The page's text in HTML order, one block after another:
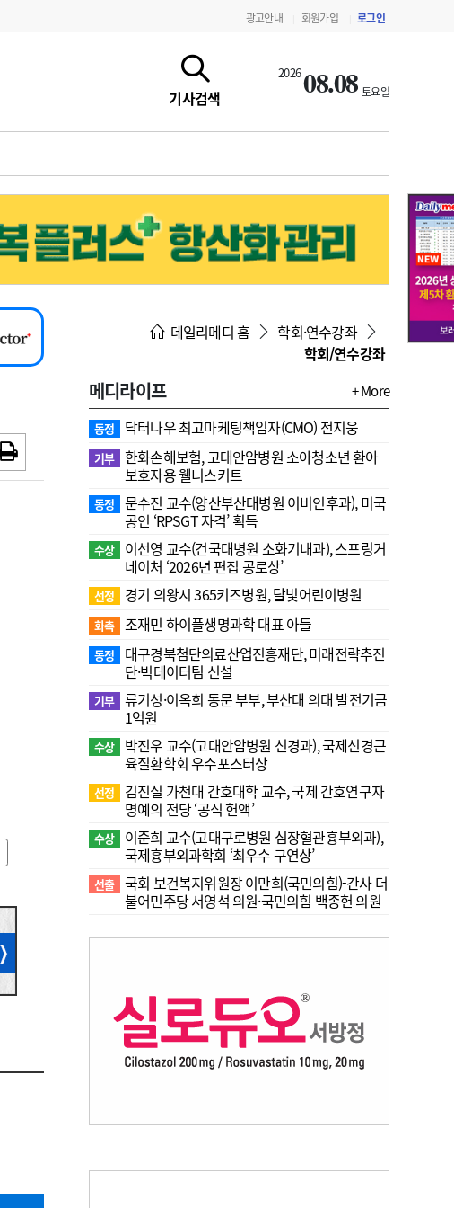
광고안내 회원가입 로그인
기사검색
202608.08 토요일
지침·기준·평가 약제급여 심사 결과
데일리메디 홈
학회·연수강좌
학회/연수강좌
메디라이프 + More
동정 닥터나우 최고마케팅책임자(CMO) 전지웅
기부 한화손해보험, 고대안암병원 소아청소년 환아
보호자용 웰니스키트
동정
문수진 교수( 양산부산대병원 이비인후과), 미국
공인 ‘RPSGT 자격’ 획득
수상
이선영 교수(건국대병원 소화기내과), 스프링거
네이처 ‘2026년 편집 공로상’
선정 경기 의왕시 365키즈병원, 달빛어린이병원
화촉 조재민 하이플생명과학 대표 아들
동정
대구경북첨단의료산업진흥재단, 미래전략추진
단·빅데이터팀 신설
기부 류기성·이옥희 동문 부부, 부산대 의대 발전기금
1억원
수상
박진우 교수(고대안암병원 신경과), 국제신경근
육질환학회 우수포스터상
선정
김진실 가천대 간호대학 교수, 국제 간호연구자
명예의 전당 ‘공식 헌액’
수상
이준희 교수(고대구로병원 심장혈관흉부외과),
국제흉부외과학회 ‘최우수 구연상’
선출 국회 보건복지위원장 이만희(국민의힘)-간사 더
불어민주당 서영석 의원·국민의힘 백종헌 의원